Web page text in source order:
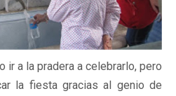
ir a la pradera a celebrarlo, pero
la fiesta gracias al genio de